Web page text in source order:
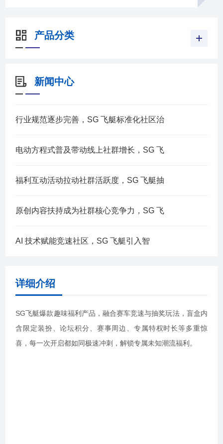
产品分类
新闻中心
行业规范逐步完善，SG 飞艇标准化社区治
电动方程式普及带动线上社群增长，SG 飞
福利互动活动拉动社群活跃度，SG 飞艇抽
原创内容扶持成为社群核心竞争力，SG 飞
AI 技术赋能竞速社区，SG 飞艇引入智
详细介绍
SG飞艇爆款趣味福利产品，融合赛车竞速与抽奖玩法，盲盒内
含限定装扮、论坛积分、赛事周边、专属特权时长等多重惊
喜，每一次开启都如同极速冲刺，解锁专属未知潮流福利。